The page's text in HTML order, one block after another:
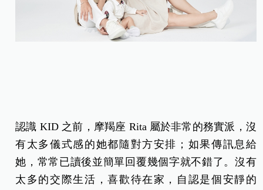
認識 KID 之前，摩羯座 Rita 屬於非常的務實派，沒
有太多儀式感的她都隨對方安排；如果傳訊息給
她，常常已讀後並簡單回覆幾個字就不錯了。沒有
太多的交際生活，喜歡待在家，自認是個安靜的